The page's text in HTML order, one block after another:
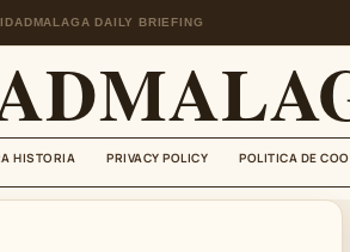
DAILY BRIEFING
HISTORIA PRIVACY POLICY POLITICA DE